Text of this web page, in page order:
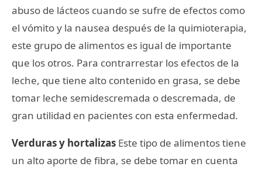
abuso de lácteos cuando se sufre de efectos como
el vómito y la nausea después de la quimioterapia,
este grupo de alimentos es igual de importante
que los otros. Para contrarrestar los efectos de la
leche, que tiene alto contenido en grasa, se debe
tomar leche semidescremada o descremada, de
gran utilidad en pacientes con esta enfermedad.
Verduras y hortalizas Este tipo de alimentos tiene
un alto aporte de fibra, se debe tomar en cuenta